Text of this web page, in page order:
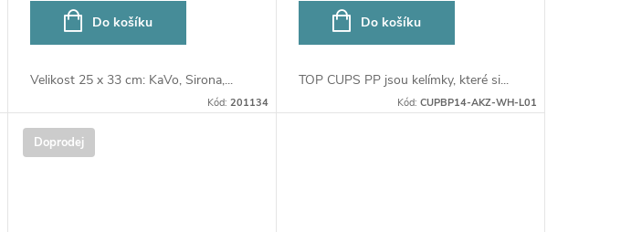
Do košíku
Velikost 25 x 33 cm: KaVo, Sirona,...
Kód: 201134
Do košíku
TOP CUPS PP jsou kelímky, které si...
Kód: CUPBP14-AKZ-WH-L01
Doprodej